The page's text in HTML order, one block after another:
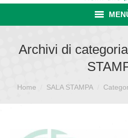
ASSOCIAZIONE
ISCRIZIONE E
CATEGORIE SINDACALI
Archivi di
Sei qui:
Home SALA STAMPA